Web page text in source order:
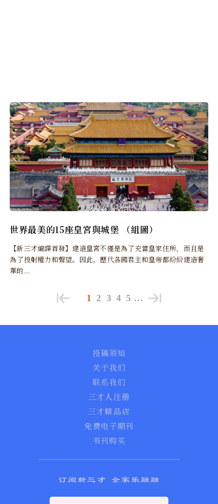
世界最美的15座皇宮與城堡 （組圖）
【新三才編譯首發】建造皇宮不僅是為了充當皇家住所，而且是
為了投射權力和聲望。因此，歷代各國君主和皇帝都紛紛建造奢
華的...
1 2 3 4 5 …
投稿须知
关于我们
联系我们
三才人注册
三才精品店
免费电子期刊
书刊购买
订阅新三才 全家乐融融